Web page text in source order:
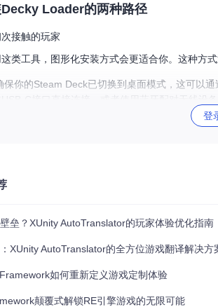
Loader的两种路径
接触的玩家
类工具，图形化安装方式会更适合你。这种方
你的Steam Deck已切换到桌面模式，这可以
验的技术用户
终端，这是Steam Deck桌面模式下的命令
登
垒？XUnity AutoTranslator的玩家体验优化指南
XUnity AutoTranslator的全方位游戏翻译解决方
如何重新定义游戏定制体验
颠覆式解锁RE引擎游戏的无限可能